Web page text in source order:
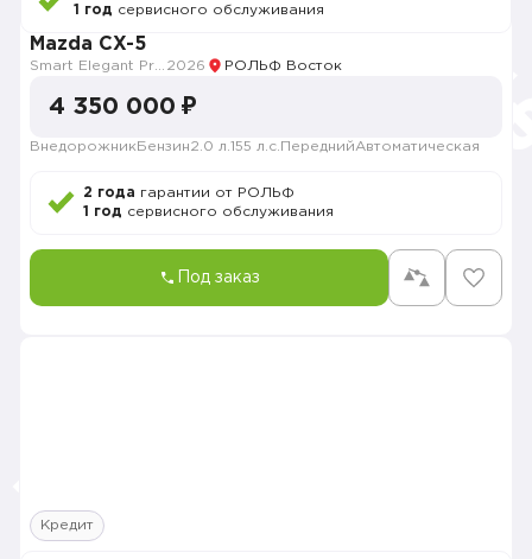
1 год сервисного обслуживания
Mazda CX-5
2026 РОЛЬФ Восток
4 350 000 ₽
Внедорожник Бензин2.0 л. 155 л.с. ПереднийАвтоматическая
2 года гарантии от РОЛЬФ
1 год сервисного обслуживания
Под заказ
Кредит